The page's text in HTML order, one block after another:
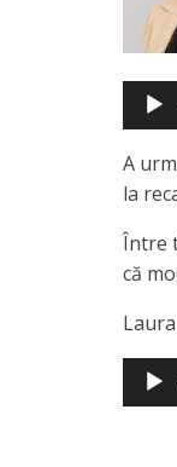
Player
audio
A
la
Între
că
Player
audio